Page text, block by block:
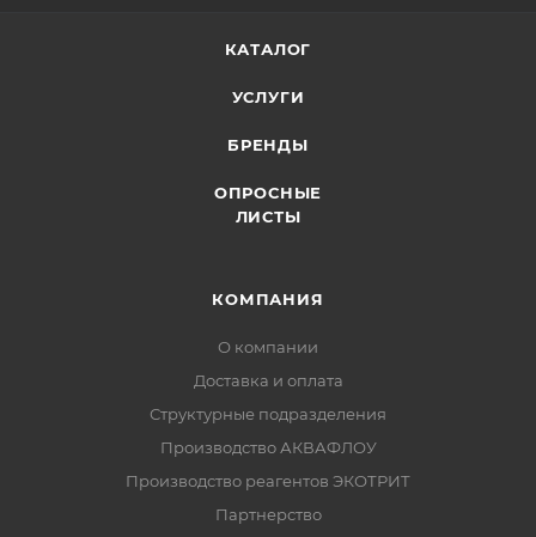
КАТАЛОГ
УСЛУГИ
БРЕНДЫ
ОПРОСНЫЕ
ЛИСТЫ
КОМПАНИЯ
О компании
Доставка и оплата
Структурные подразделения
Производство АКВАФЛОУ
Производство реагентов ЭКОТРИТ
Партнерство